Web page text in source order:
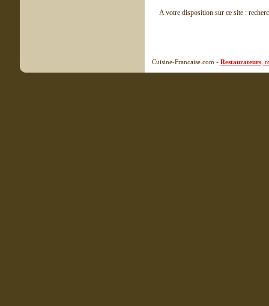
A votre disposition sur ce site :
Cuisine-Francaise.com - Restaurateurs ,